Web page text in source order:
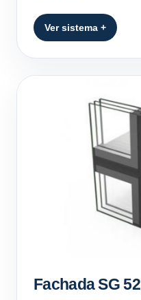
Ver sistema +
Fachada SG 52